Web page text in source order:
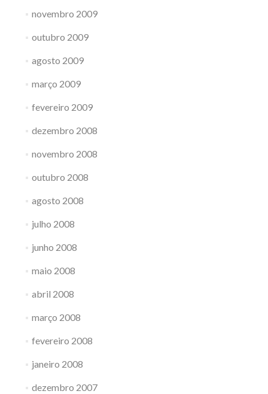
novembro 2009
outubro 2009
agosto 2009
março 2009
fevereiro 2009
dezembro 2008
novembro 2008
outubro 2008
agosto 2008
julho 2008
junho 2008
maio 2008
abril 2008
março 2008
fevereiro 2008
janeiro 2008
dezembro 2007